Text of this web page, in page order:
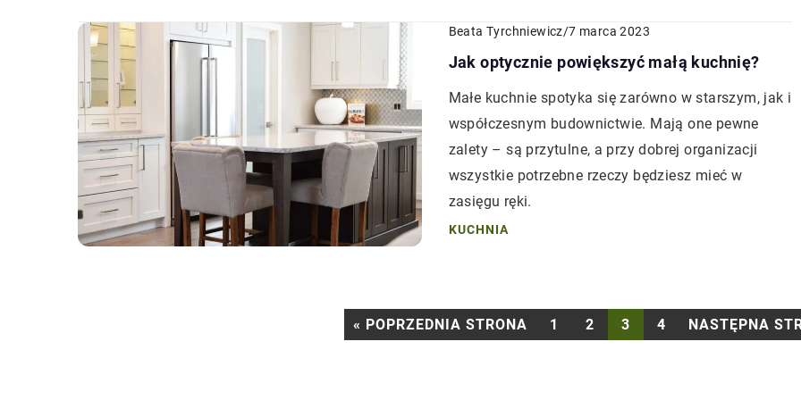
Beata Tyrchniewicz/7 marca 2023
Jak optycznie powiększyć małą kuchnię?
Małe kuchnie spotyka się zarówno w starszym, jak i
współczesnym budownictwie. Mają one pewne
zalety – są przytulne, a przy dobrej organizacji
wszystkie potrzebne rzeczy będziesz mieć w
zasięgu ręki.
KUCHNIA
« POPRZEDNIA STRONA 1 2 3 4 NASTĘPNA